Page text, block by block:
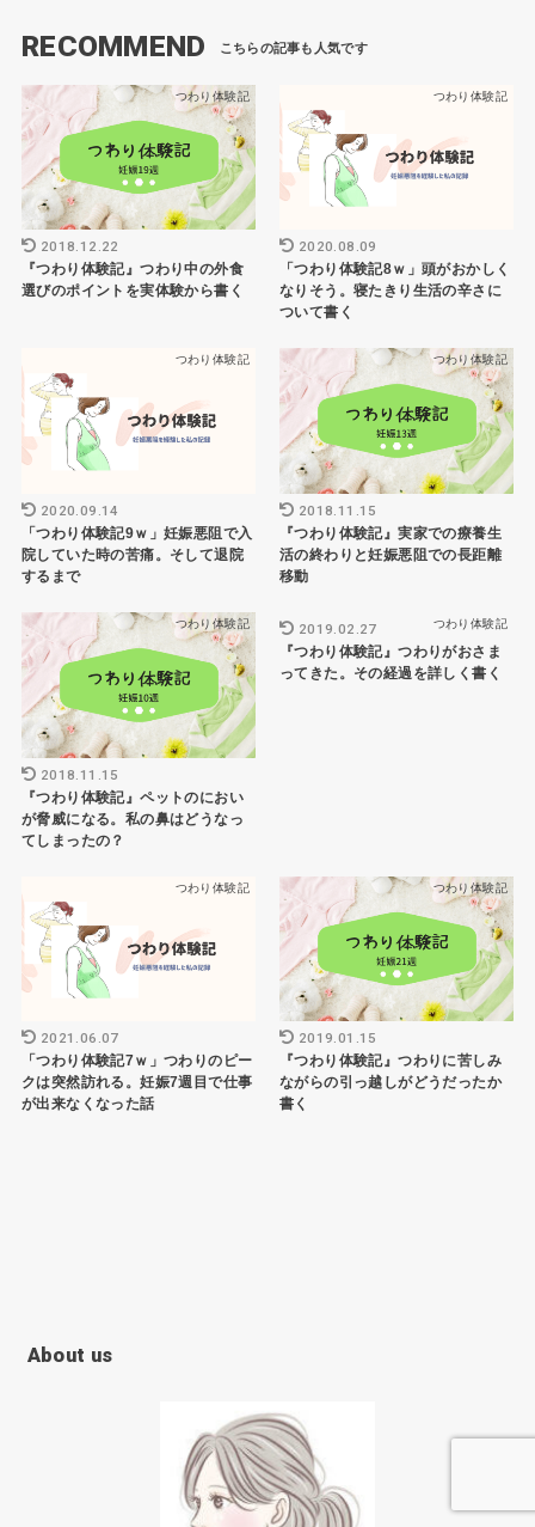
RECOMMEND
つわり体験記
2018.12.22
『つわり体験記』つわり中の外食
選びのポイントを実体験から書く
つわり体験記
2020.08.09
「つわり体験記8ｗ」頭がおかしく
なりそう。寝たきり生活の辛さに
ついて書く
つわり体験記
2020.09.14
「つわり体験記9ｗ」妊娠悪阻で入
院していた時の苦痛。そして退院
するまで
つわり体験記
2018.11.15
『つわり体験記』実家での療養生
活の終わりと妊娠悪阻での長距離
移動
つわり体験記
2018.11.15
『つわり体験記』ペットのにおい
が脅威になる。私の鼻はどうなっ
てしまったの？
つわり体験記
2019.02.27
『つわり体験記』つわりがおさま
ってきた。その経過を詳しく書く
つわり体験記
2021.06.07
「つわり体験記7ｗ」つわりのピー
クは突然訪れる。妊娠7週目で仕事
が出来なくなった話
つわり体験記
2019.01.15
『つわり体験記』つわりに苦しみ
ながらの引っ越しがどうだったか
書く
About us